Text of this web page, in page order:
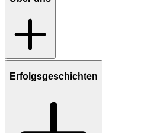
Erfolgsgeschichten